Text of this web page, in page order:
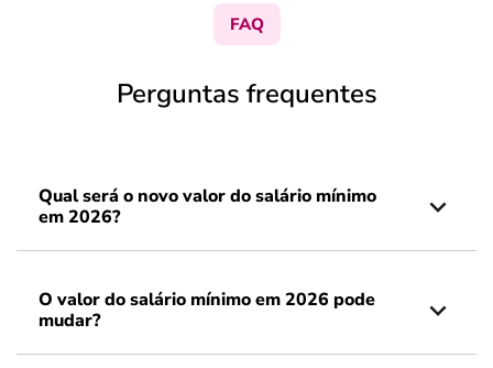
FAQ
Perguntas frequentes
Qual será o novo valor do salário mínimo
em 2026?
O valor do salário mínimo em 2026 pode
mudar?